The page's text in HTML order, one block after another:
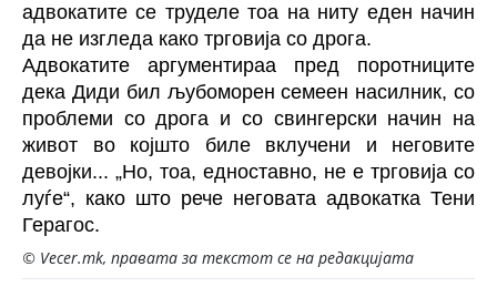
адвокатите се труделе тоа на ниту еден начин
да не изгледа како трговија со дрога.
Адвокатите аргументираа пред поротниците
дека Диди бил љубоморен семеен насилник, со
проблеми со дрога и со свингерски начин на
живот во којшто биле вклучени и неговите
девојки... „Но, тоа, едноставно, не е трговија со
луѓе“, како што рече неговата адвокатка Тени
Герагос.
© Vecer.mk, правата за текстот се на редакцијата